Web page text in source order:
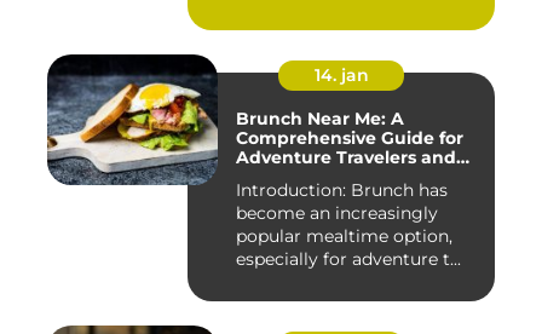
14. jan
Brunch Near Me: A
Comprehensive Guide for
Adventure Travelers and
Introduction: Brunch has
become an increasingly
popular mealtime option,
especially for adventure t...